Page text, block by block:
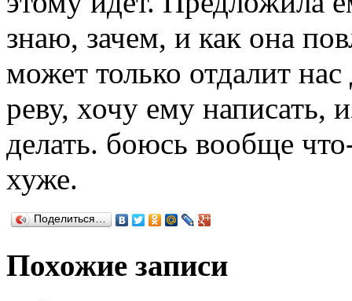
знаю, зачем, и как она
может только отдалит
реву, хочу ему написать,
делать. боюсь вообще
хуже.
Поделиться…
Похожие записи